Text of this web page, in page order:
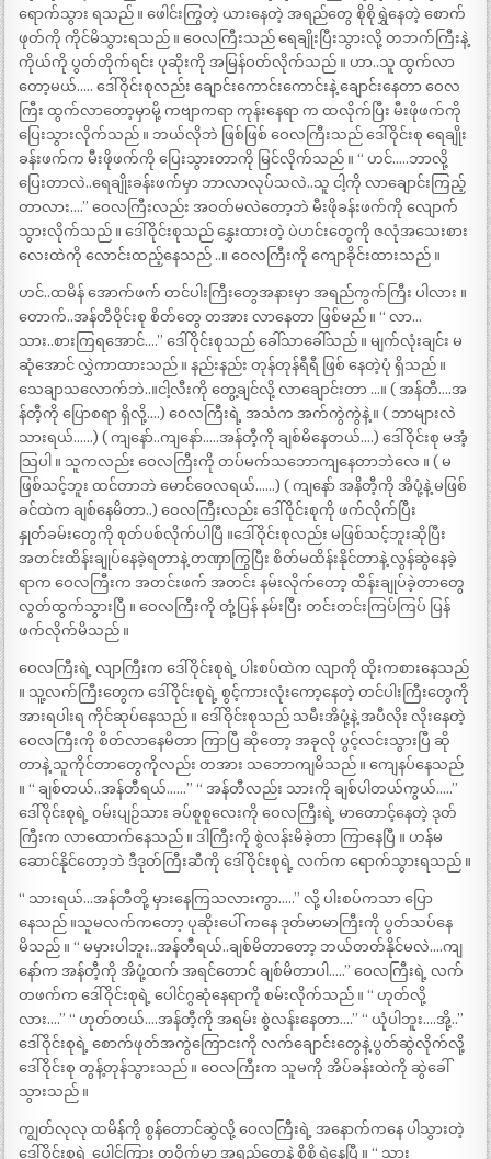
ရောက်သွား ရသည် ။ ဖေါင်းကြွတဲ့ ယားနေတဲ့ အရည်တွေ စိုစိုရွှဲနေတဲ့ စောက်
ဖုတ်ကို ကိုင်မိသွားရသည် ။ ဝေလကြီးသည် ရေချိုးပြီးသွားလို့ တဘက်ကြီးနဲ့
ကိုယ်ကို ပွတ်တိုက်ရင်း ပုဆိုးကို အမြန်ဝတ်လိုက်သည် ။ ဟာ..သူ ထွက်လာ
တော့မယ်….. ဒေါ်ဝိုင်းစုလည်း ချောင်းကောင်းကောင်းနဲ့ ချောင်းနေတာ ဝေလ
ကြီး ထွက်လာတော့မှာမို့ ကဗျာကရာ ကုန်းနေရာ က ထလိုက်ပြီး မီးဖိုဖက်ကို
ပြေးသွားလိုက်သည် ။ ဘယ်လိုဘဲ ဖြစ်ဖြစ် ဝေလကြီးသည် ဒေါ်ဝိုင်းစု ရေချိုး
ခန်းဖက်က မီးဖိုဖက်ကို ပြေးသွားတာကို မြင်လိုက်သည် ။ “ ဟင်…..ဘာလို့
ပြေးတာလဲ..ရေချိုးခန်းဖက်မှာ ဘာလာလုပ်သလဲ..သူ ငါ့ကို လာချောင်းကြည့်
တာလား….” ဝေလကြီးလည်း အဝတ်မလဲတော့ဘဲ မီးဖိုခန်းဖက်ကို လျောက်
သွားလိုက်သည် ။ ဒေါ်ဝိုင်းစုသည် နွှေးထားတဲ့ ပဲဟင်းတွေကို ဇလုံအသေးစား
လေးထဲကို လောင်းထည့်နေသည် ..။ ဝေလကြီးကို ကျောခိုင်းထားသည် ။
ဟင်..ထမိန် အောက်ဖက် တင်ပါးကြီးတွေအနားမှာ အရည်ကွက်ကြီး ပါလား ။
တောက်..အန်တီဝိုင်းစု စိတ်တွေ တအား လာနေတာ ဖြစ်မည် ။ “ လာ…
သား..စားကြရအောင်….” ဒေါ်ဝိုင်းစုသည် ခေါ်သာခေါ်သည် ။ မျက်လုံးချင်း မ
ဆုံအောင် လွှဲကာထားသည် ။ နည်းနည်း တုန်တုန်ရီရီ ဖြစ် နေတဲ့ပုံ ရှိသည် ။
သေချာသလောက်ဘဲ..။ငါ့လီးကို တွေ့ချင်လို့ လာချောင်းတာ …။ ( အန်တီ….အ
န်တီ့ကို ပြောစရာ ရှိလို့….) ဝေလကြီးရဲ့ အသံက အက်ကွဲကွဲနဲ့ ။ ( ဘာများလဲ
သားရယ်……) ( ကျနော်..ကျနော်…..အန်တီ့ကို ချစ်မိနေတယ်….) ဒေါ်ဝိုင်းစု မအံ့
သြပါ ။ သူကလည်း ဝေလကြီးကို တပ်မက်သဘောကျနေတာဘဲလေ ။ ( မ
ဖြစ်သင့်ဘူး ထင်တာဘဲ မောင်ဝေလရယ်……) ( ကျနော် အနိတီ့ကို အိပုံ့နဲ့ မဖြစ်
ခင်ထဲက ချစ်နေမိတာ..) ဝေလကြီးလည်း ဒေါ်ဝိုင်းစုကို ဖက်လိုက်ပြီး
နှုတ်ခမ်းတွေကို စုတ်ပစ်လိုက်ပါပြီ ။ဒေါ်ဝိုင်းစုလည်း မဖြစ်သင့်ဘူးဆိုပြီး
အတင်းထိန်းချုပ်နေခဲ့ရတာနဲ့ တဏှာကြွပြီး စိတ်မထိန်းနိုင်တာနဲ့ လွန်ဆွဲနေခဲ့
ရာက ဝေလကြီးက အတင်းဖက် အတင်း နမ်းလိုက်တော့ ထိန်းချုပ်ခဲ့တာတွေ
လွတ်ထွက်သွားပြီ ။ ဝေလကြီးကို တုံ့ပြန် နမ်းပြီး တင်းတင်းကြပ်ကြပ် ပြန်
ဖက်လိုက်မိသည် ။
ဝေလကြီးရဲ့ လျာကြီးက ဒေါ်ဝိုင်းစုရဲ့ ပါးစပ်ထဲက လျာကို ထိုးကစားနေသည်
။ သူ့လက်ကြီးတွေက ဒေါ်ဝိုင်းစုရဲ့ စွင့်ကားလုံးကော့နေတဲ့ တင်ပါးကြီးတွေကို
အားရပါးရ ကိုင်ဆုပ်နေသည် ။ ဒေါ်ဝိုင်းစုသည် သမီးအိပုံ့နဲ့ အပီလိုး လိုးနေတဲ့
ဝေလကြီးကို စိတ်လာနေမိတာ ကြာပြီ ဆိုတော့ အခုလို ပွင့်လင်းသွားပြီ ဆို
တာနဲ့ သူကိုင်တာတွေကိုလည်း တအား သဘောကျမိသည် ။ ကျေနပ်နေသည်
။ “ ချစ်တယ်..အန်တီရယ်……” “ အန်တီလည်း သားကို ချစ်ပါတယ်ကွယ်…..”
ဒေါ်ဝိုင်းစုရဲ့ ဝမ်းပျဉ်သား ခပ်စူစူလေးကို ဝေလကြီးရဲ့ မာတောင့်နေတဲ့ ဒုတ်
ကြီးက လာထောက်နေသည် ။ ဒါကြီးကို စွဲလန်းမိခဲ့တာ ကြာနေပြီ ။ ဟန်မ
ဆောင်နိုင်တော့ဘဲ ဒီဒုတ်ကြီးဆီကို ဒေါ်ဝိုင်းစုရဲ့ လက်က ရောက်သွားရသည် ။
“ သားရယ်…အန်တီတို့ မှားနေကြသလားကွာ…..” လို့ ပါးစပ်ကသာ ပြော
နေသည် ။သူမလက်ကတော့ ပုဆိုးပေါ် ကနေ ဒုတ်မာမာကြီးကို ပွတ်သပ်နေ
မိသည် ။ “ မမှားပါဘူး..အန်တီရယ်..ချစ်မိတာတော့ ဘယ်တတ်နိုင်မလဲ….ကျ
နော်က အန်တီ့ကို အိပုံ့ထက် အရင်တောင် ချစ်မိတာပါ…..” ဝေလကြီးရဲ့ လက်
တဖက်က ဒေါ်ဝိုင်းစုရဲ့ ပေါင်ဂွဆုံနေရာကို စမ်းလိုက်သည် ။ “ ဟုတ်လို့
လား….” “ ဟုတ်တယ်….အန်တီ့ကို အရမ်း စွဲလန်းနေတာ….” “ ယုံပါဘူး….အို့..”
ဒေါ်ဝိုင်းစုရဲ့ စောက်ဖုတ်အကွဲကြောငးကို လက်ချောင်းတွေနဲ့ ပွတ်ဆွဲလိုက်လို့
ဒေါ်ဝိုင်းစု တွန့်တုန်သွားသည် ။ ဝေလကြီးက သူမကို အိပ်ခန်းထဲကို ဆွဲခေါ်
သွားသည် ။
ကျွတ်လုလု ထမိန်ကို စွန်တောင်ဆွဲလို့ ဝေလကြီးရဲ့ အနောက်ကနေ ပါသွားတဲ့
ဒေါ်ဝိုင်းစုရဲ့ ပေါင်ကြား တဝိုက်မှာ အရည်တွေနဲ့ စိုစိုရွှဲနေပြီ ။ “ သား